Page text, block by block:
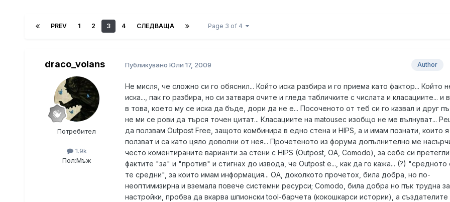
PREV 1 2 3 4 СЛЕДВАЩА Page 3 of 4
draco_volans
Потребител
1.9k
Пол:Мъж
Author
Публикувано Юли 17, 2009
Не мисля, че сложно си го обяснил... Който иска разбира и го приема като фактор... Който
иска..., пак го разбира, но си затваря очите и гледа табличките с числата и класациите... и
в това, което му се иска да бъде, дори да не е... Посоченото от теб си го казвал и друг
не ми се рови да търся точен цитат... Класациите на matousec изобщо не ме вълнуват...
да ползвам Outpost Free, защото комбинира в едно стена и HIPS, а и имам познати, които я
ползват и са като цяло доволни от нея... Прочетеното из форума допълнително ме
често коментираните варианти за стени с HIPS (Outpost, OA, Comodo), за себе си
фактите "за" и "против" и стигнах до извода, че Outpost e..., как да го кажа... (?) "средното
те средни", за които имам информация... OA, доколкото прочетох, била добра, но по-
неоптимизирна и вземала повече системни ресурси; Comodo, била добра но пък трудна за
настройки, пробва да вкарва шпионски tool-барчета (кокошкарси истории), а създателите